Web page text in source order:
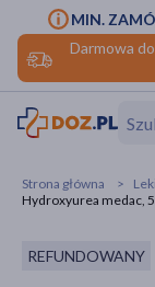
Darmowa
MIN.
Hit
makijażu
Strona główna
Hydroxyurea medac,
REFUNDOWANY